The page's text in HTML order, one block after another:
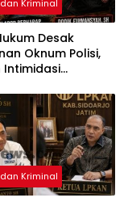
Kriminal
Desak
Oknum Polisi,
Intimidasi
Kriminal